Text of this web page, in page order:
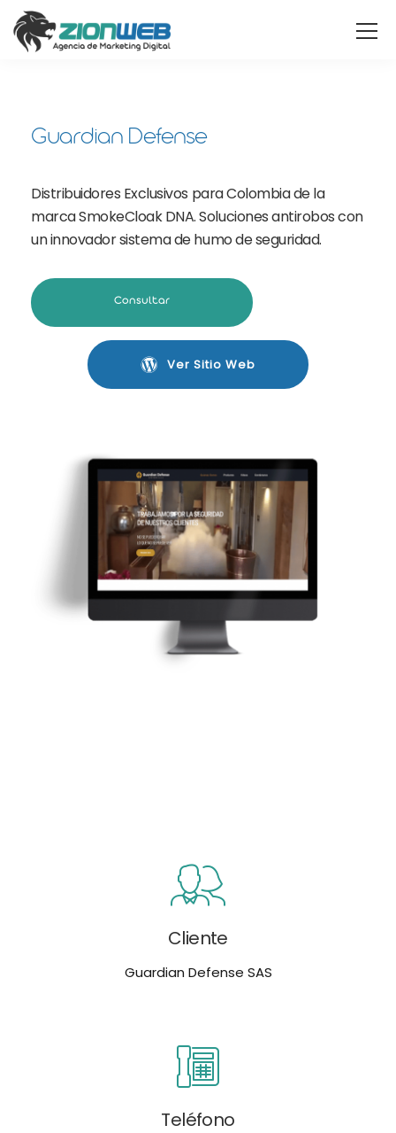
Guardian Defense
Distribuidores Exclusivos para Colombia de la
marca SmokeCloak DNA. Soluciones antirobos con
un innovador sistema de humo de seguridad.
Consultar
Ver Sitio Web
Cliente
Guardian Defense SAS
Teléfono